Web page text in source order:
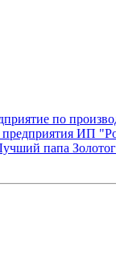
по
предприятия ИП
папа